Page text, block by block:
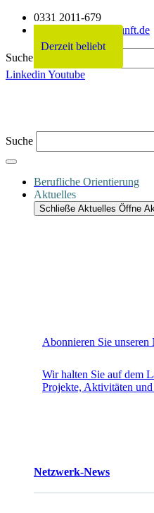
0331 2011-679
info@netzwerkzukunft.de
Suche
Linkedin Youtube
Suche
Berufliche Orientierung
Aktuelles
Schließe Aktuelles Öffne
Derzeit beliebt
Abonnieren Sie unseren
Wir halten Sie auf dem
Projekte, Aktivitäten
Netzwerk-News
Derzeit beliebt
Derzeit beliebt
Derzeit beliebt